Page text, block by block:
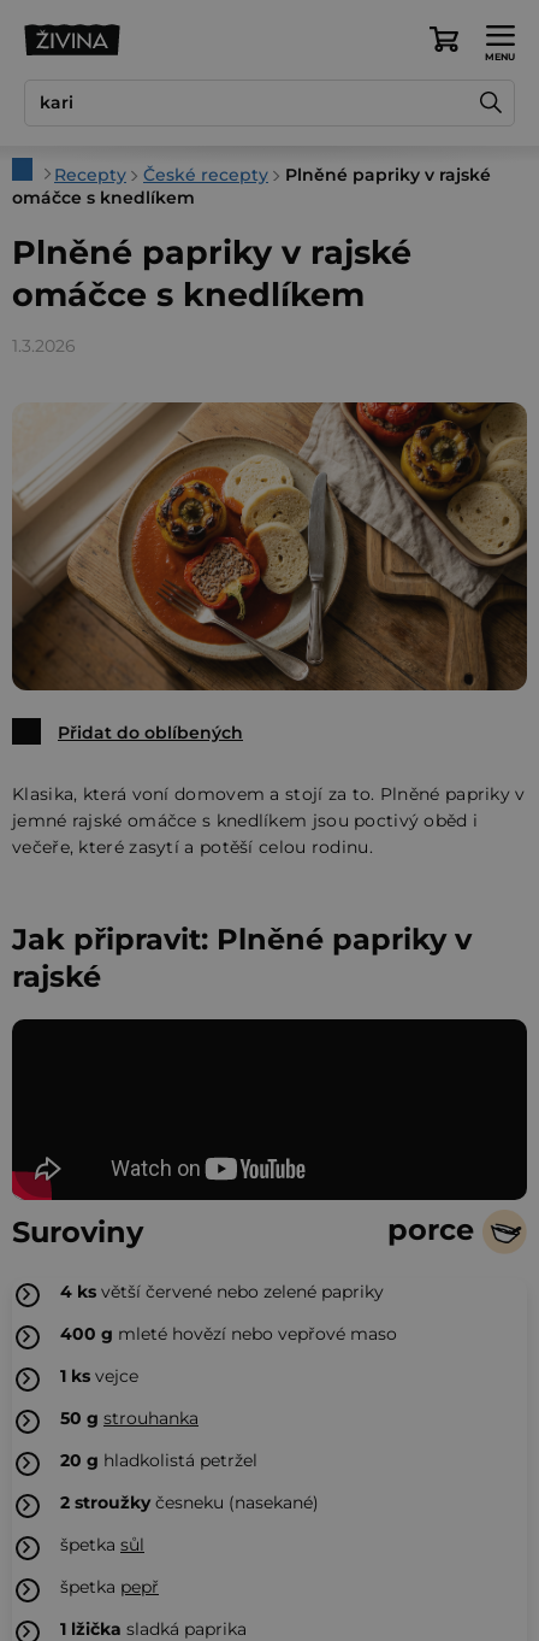
Nákupní
DomůRecepty České recepty
Plněné papriky v rajské
omáčce s knedlíkem
Plněné papriky v rajské
omáčce s knedlíkem
1.3.2026
Přidat do oblíbených
Klasika, která voní domovem a stojí za to. Plněné papriky v
jemné rajské omáčce s knedlíkem jsou poctivý oběd i
večeře, které zasytí a potěší celou rodinu.
Suroviny porce
4 ks větší červené nebo zelené papriky
400 g mleté hovězí nebo vepřové maso
1 ks vejce
50 g strouhanka
20 g hladkolistá petržel
2 stroužkyčesneku (nasekané)
špetka sůl
špetka pepř
1 lžička sladká paprika
Jak připravit: Plněné papriky v
rajské